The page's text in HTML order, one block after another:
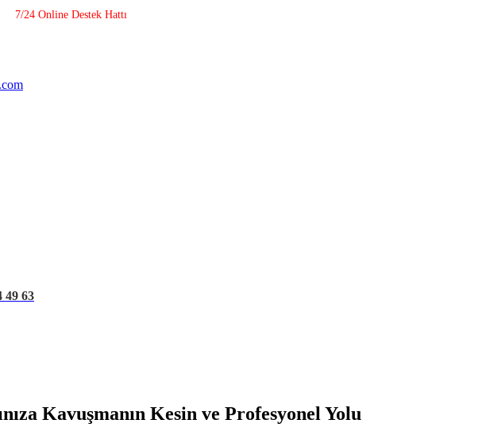
7/24 Online Destek Hattı
49 63
Kavuşmanın Kesin ve Profesyonel Yolu